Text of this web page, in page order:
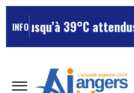
INFO 39°C attendus